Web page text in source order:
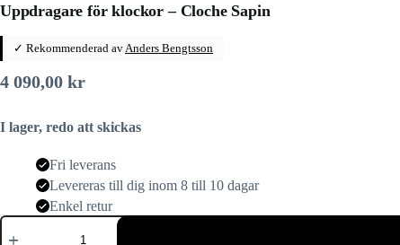
Uppdragare för klockor – Cloche Sapin
✓ Rekommenderad av Anders Bengtsson
4 090,00 kr
I lager, redo att skickas
Fri leverans
Levereras till dig inom 8 till 10 dagar
Enkel retur
Uppdragare
för